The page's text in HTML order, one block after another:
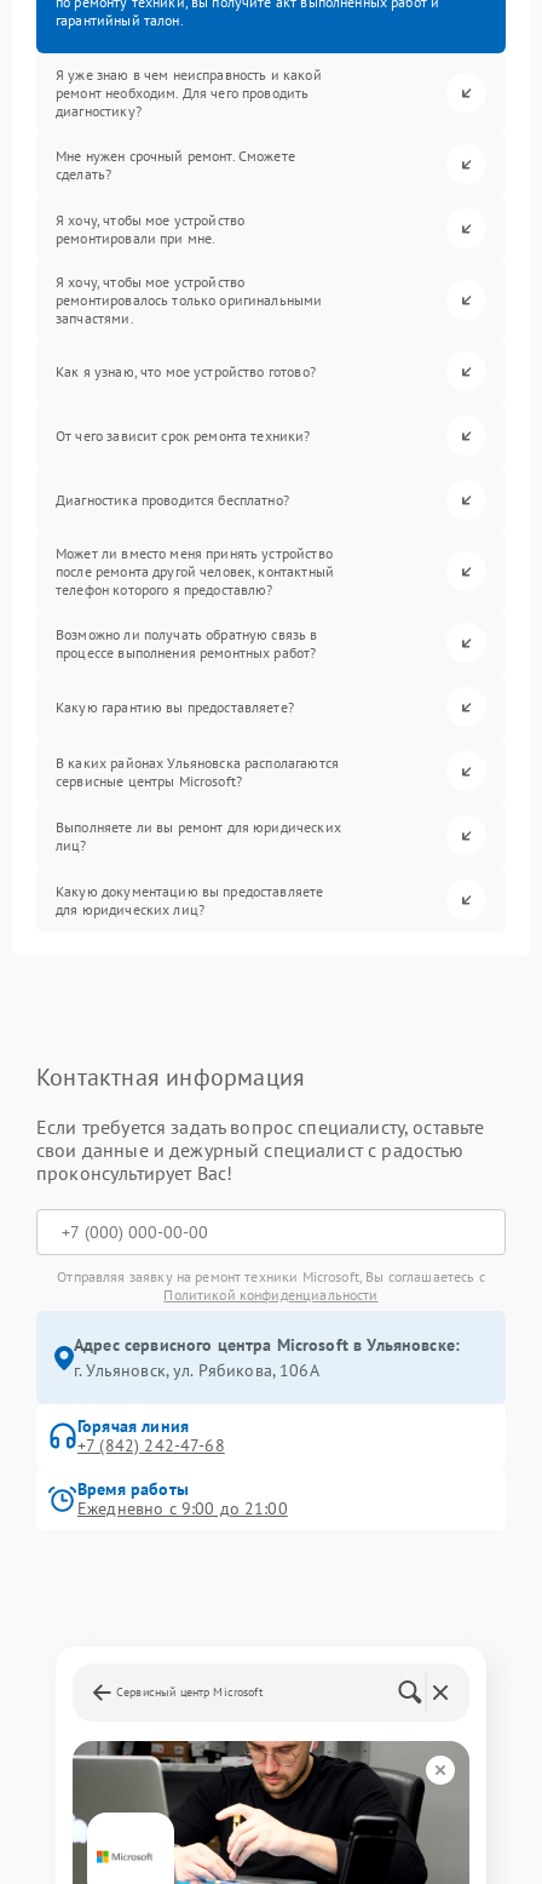
гарантийный талон.
Я уже знаю в чем неисправность и какой
ремонт необходим. Для чего проводить
диагностику?
Мне нужен срочный ремонт. Сможете
сделать?
Я хочу, чтобы мое устройство
ремонтировали при мне.
Я хочу, чтобы мое устройство
ремонтировалось только оригинальными
запчастями.
Как я узнаю, что мое устройство готово?
От чего зависит срок ремонта техники?
Диагностика проводится бесплатно?
Может ли вместо меня принять устройство
после ремонта другой человек, контактный
телефон которого я предоставлю?
Возможно ли получать обратную связь в
процессе выполнения ремонтных работ?
Какую гарантию вы предоставляете?
В каких районах Ульяновска располагаются
сервисные центры Microsoft?
Выполняете ли вы ремонт для юридических
лиц?
Какую документацию вы предоставляете
для юридических лиц?
Контактная информация
Если требуется задать вопрос специалисту, оставьте
свои данные и дежурный специалист с радостью
проконсультирует Вас!
Отправляя заявку на ремонт техники Microsoft, Вы соглашаетесь с
Политикой конфиденциальности
Адрес сервисного центра Microsoft в Ульяновске:
г. Ульяновск, ул. Рябикова, 106А
Горячая линия
+7 (842) 242-47-68
Время работы
Ежедневно с 9:00 до 21:00
Сервисный центр Microsoft